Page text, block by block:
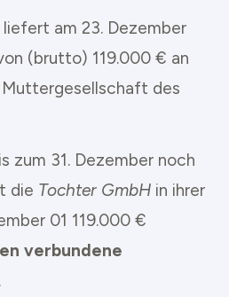
am 23. Dezember
(brutto) 119.000 € an
Muttergesellschaft des
zum 31. Dezember noch
die Tochter GmbHin ihrer
01 119.000 €
verbundene